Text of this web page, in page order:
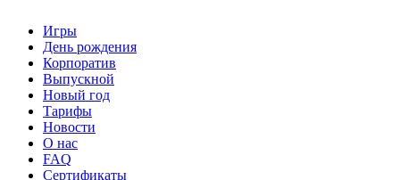
Игры
День рождения
Корпоратив
Выпускной
Новый год
Тарифы
Новости
О нас
FAQ
Сертификаты